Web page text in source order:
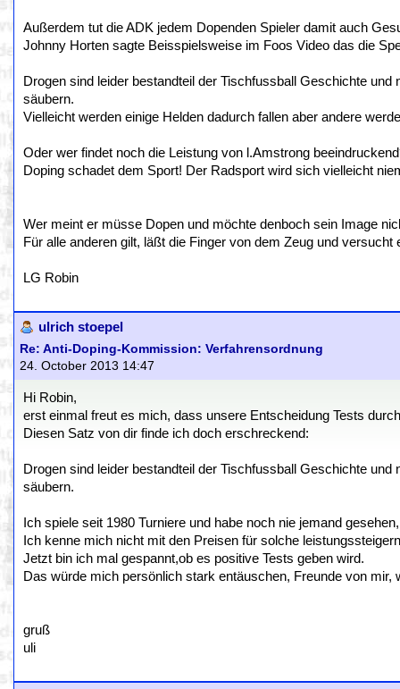
Außerdem tut die ADK jedem Dopenden Spieler damit auch
Johnny Horten sagte Beisspielsweise im Foos Video das die
Drogen sind leider bestandteil der Tischfussball Geschichte
säubern.
Vielleicht werden einige Helden dadurch fallen aber andere
Oder wer findet noch die Leistung von l.Amstrong
Doping schadet dem Sport! Der Radsport wird sich vielleicht
Wer meint er müsse Dopen und möchte denboch sein Image
Für alle anderen gilt, läßt die Finger von dem Zeug und versucht
LG Robin
ulrich stoepel
Re: Anti-Doping-Kommission: Verfahrensordnung
24. October 2013 14:47
Hi Robin,
erst einmal freut es mich, dass unsere Entscheidung Tests
Diesen Satz von dir finde ich doch erschreckend:
Drogen sind leider bestandteil der Tischfussball Geschichte
säubern.
Ich spiele seit 1980 Turniere und habe noch nie jemand
Ich kenne mich nicht mit den Preisen für solche
Jetzt bin ich mal gespannt,ob es positive Tests geben wird.
Das würde mich persönlich stark entäuschen, Freunde von
gruß
uli